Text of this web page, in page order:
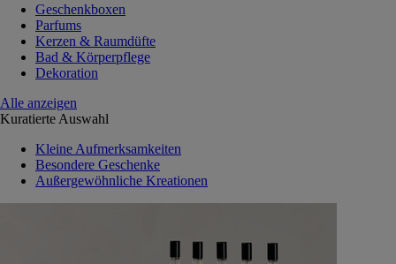
Geschenkboxen
Parfums
Kerzen & Raumdüfte
Bad & Körperpflege
Dekoration
Alle anzeigen
Kuratierte Auswahl
Kleine Aufmerksamkeiten
Besondere Geschenke
Außergewöhnliche Kreationen